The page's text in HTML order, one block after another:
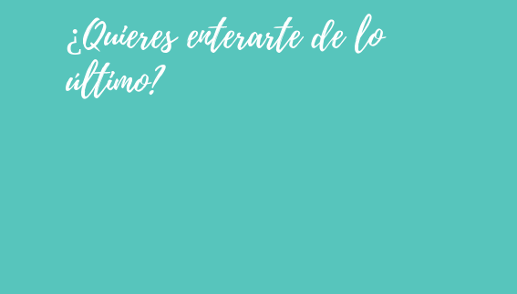
¿Quieres enterarte de lo
último?